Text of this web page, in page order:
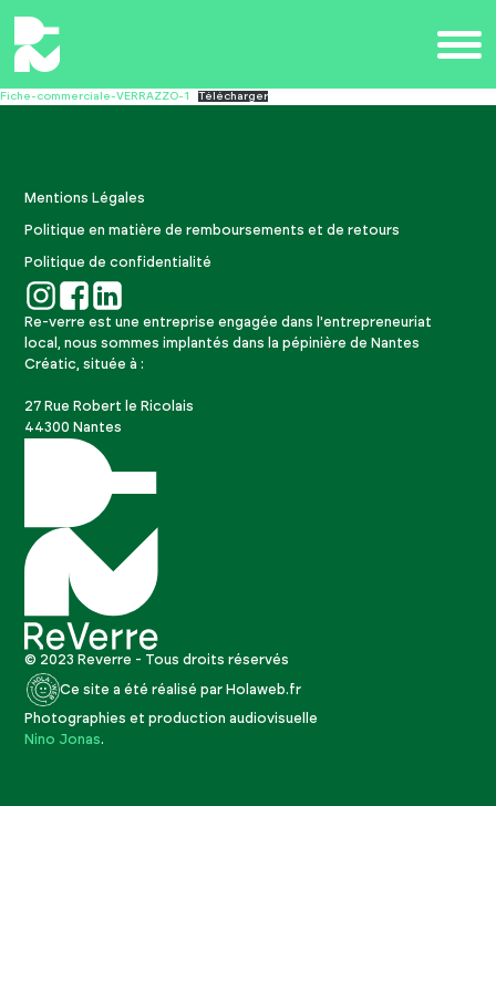
Fiche-commerciale-VERRAZZO-1 Télécharger
Mentions Légales
Politique en matière de remboursements et de retours
Politique de confidentialité
Re-verre est une entreprise engagée dans l'entrepreneuriat
local, nous sommes implantés dans la pépinière de Nantes
Créatic, située à :
27 Rue Robert le Ricolais
44300 Nantes
© 2023 Reverre - Tous droits réservés
Ce site a été réalisé par Holaweb.fr
Photographies et production audiovisuelle
Nino Jonas.